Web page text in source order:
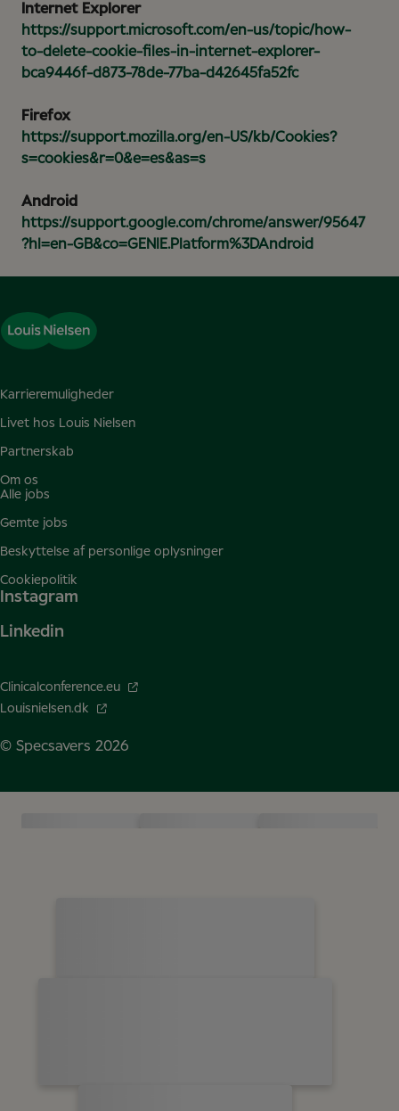
Internet Explorer
https://support.microsoft.com/en-us/topic/how-
to-delete-cookie-files-in-internet-explorer-
bca9446f-d873-78de-77ba-d42645fa52fc
Firefox
https://support.mozilla.org/en-US/kb/Cookies?
s=cookies&r=0&e=es&as=s
Android
https://support.google.com/chrome/answer/95647
?hl=en-GB&co=GENIE.Platform%3DAndroid
Karrieremuligheder
Livet hos Louis Nielsen
Partnerskab
Om os
Alle jobs
Gemte jobs
Beskyttelse af personlige oplysninger
Cookiepolitik
Instagram
Linkedin
Clinicalconference.eu
Louisnielsen.dk
© Specsavers 2026